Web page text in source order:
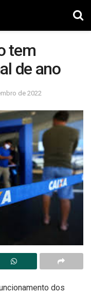
tem
de ano
de 2022
dos